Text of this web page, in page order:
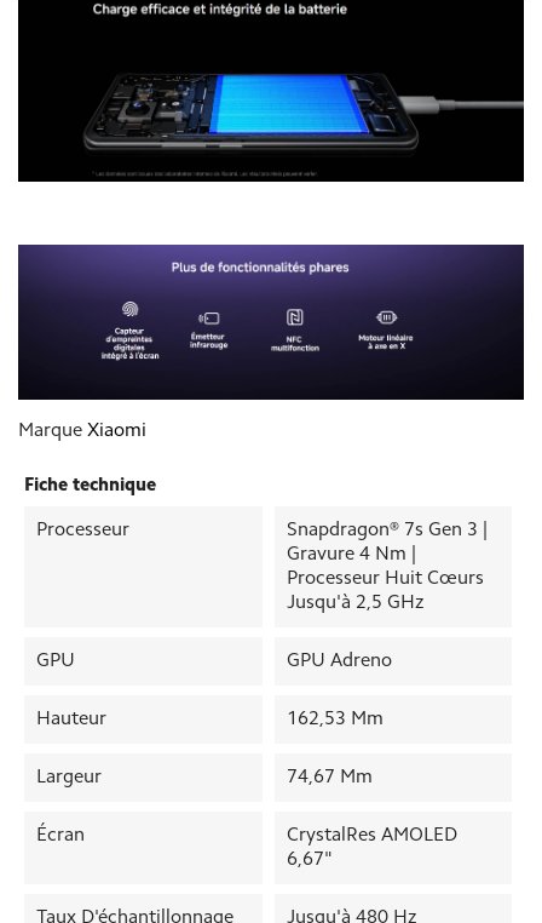
Marque Xiaomi
Fiche technique
Processeur
Snapdragon® 7s Gen 3 |
Gravure 4 Nm |
Processeur Huit Cœurs
Jusqu'à 2,5 GHz
GPU GPU Adreno
Hauteur 162,53 Mm
Largeur 74,67 Mm
Écran
CrystalRes AMOLED
6,67"
Taux D'échantillonnage Jusqu'à 480 Hz